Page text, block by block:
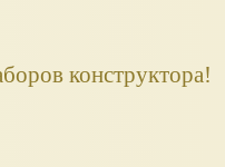
конструктора!